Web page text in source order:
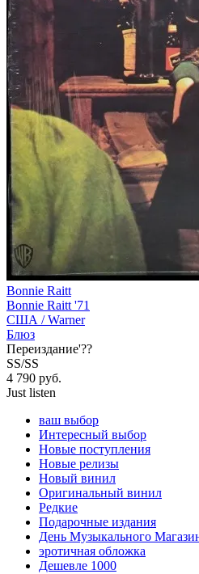
Bonnie Raitt
Bonnie Raitt '71
США /Warner
Блюз
Переиздание'??
SS/SS
4 790 руб.
Just listen
ваш выбор
Интересный выбор
Новые поступления
Новые релизы
Новый винил
Оригинальный винил
Редкие
Подарочные издания
День Музыкального
эротичная обложка
Дешевле 1000